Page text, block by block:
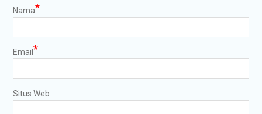
Nama*
Email *
Situs Web